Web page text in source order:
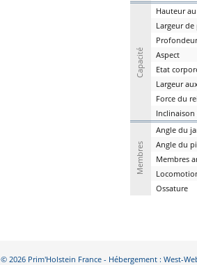
Capacité
Hauteur au
Largeur de
P
Aspect
Etat c
Largeur
Force du r
Inclinaison
Membres
Angle du j
Angle du pi
Membres a
Lo
Ossature
© 2026 Prim'Holstein France - Hébergement : West-